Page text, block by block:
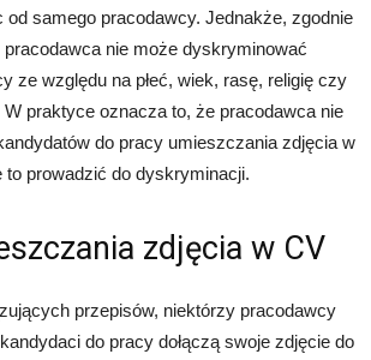
od samego pracodawcy. Jednakże, zgodnie
nie może dyskryminować
ze względu na płeć, wiek, rasę, religię czy
praktyce oznacza to, że pracodawca nie
do pracy umieszczania zdjęcia w
to prowadzić do dyskryminacji.
zdjęcia w CV
przepisów, niektórzy pracodawcy
do pracy dołączą swoje zdjęcie do